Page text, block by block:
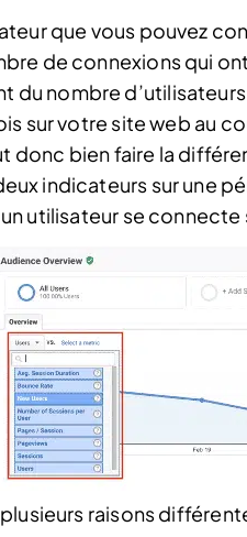
que vous pouvez
de connexions qui
du nombre
sur votre site web au
donc bien faire la
indicateurs sur une
utilisateur se connecte
raisons